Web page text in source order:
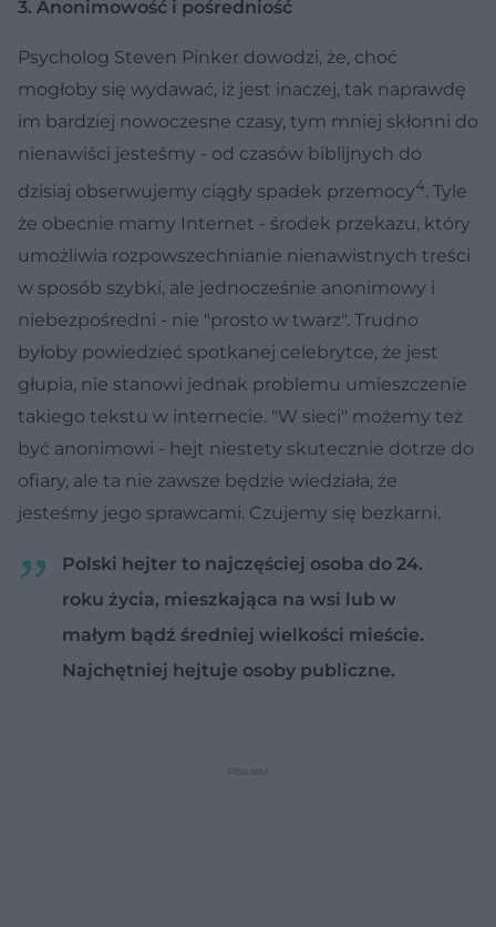
3. Anonimowość i pośredniość
Psycholog Steven Pinker dowodzi, że, choć
mogłoby się wydawać, iż jest inaczej, tak naprawdę
im bardziej nowoczesne czasy, tym mniej skłonni do
nienawiści jesteśmy - od czasów biblijnych do
dzisiaj obserwujemy ciągły spadek przemocy4. Tyle
że obecnie mamy Internet - środek przekazu, który
umożliwia rozpowszechnianie nienawistnych treści
w sposób szybki, ale jednocześnie anonimowy i
niebezpośredni - nie "prosto w twarz". Trudno
byłoby powiedzieć spotkanej celebrytce, że jest
głupia, nie stanowi jednak problemu umieszczenie
takiego tekstu w internecie. "W sieci" możemy też
być anonimowi - hejt niestety skutecznie dotrze do
ofiary, ale ta nie zawsze będzie wiedziała, że
jesteśmy jego sprawcami. Czujemy się bezkarni.
Polski hejter to najczęściej osoba do 24.
roku życia, mieszkająca na wsi lub w
małym bądź średniej wielkości mieście.
Najchętniej hejtuje osoby publiczne.